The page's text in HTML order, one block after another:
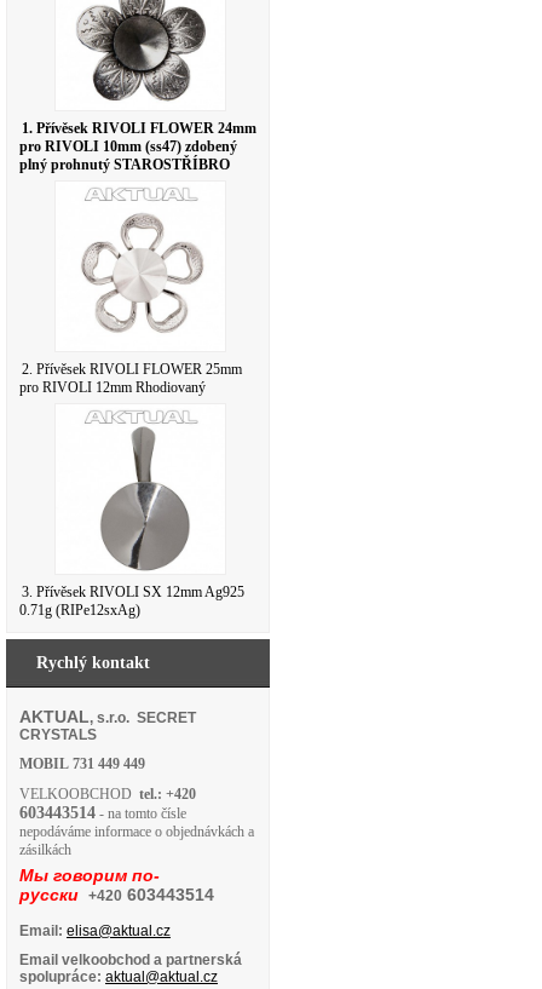
1. Přívěsek RIVOLI FLOWER 24mm
pro RIVOLI 10mm (ss47) zdobený
plný prohnutý STAROSTŘÍBRO
2. Přívěsek RIVOLI FLOWER 25mm
pro RIVOLI 12mm Rhodiovaný
3. Přívěsek RIVOLI SX 12mm Ag925
0.71g (RIPe12sxAg)
Rychlý kontakt
AKTUAL, s.r.o. SECRET
CRYSTALS
MOBIL 731 449 449
VELKOOBCHOD tel.: +420
603443514 - na tomto čísle
nepodáváme informace o objednávkách a
zásilkách
Мы говорим по-
русски +420 603443514
Email: elisa@aktual.cz
Email velkoobchod a partnerská
spolupráce: aktual@aktual.cz